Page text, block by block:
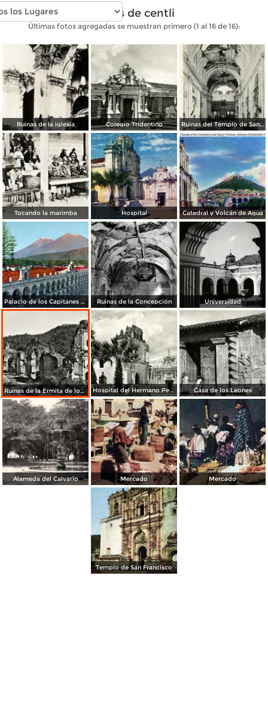
Fotos de centli
Últimas fotos agregadas se muestran primero (1 al 16 de 16):
Ruinas de la iglesia Colegio Tridentino Ruinas del Templo de San Francisco
Tocando la marimba Hospital Catedral y Volcán de Agua
Palacio de los Capitanes Generales Ruinas de la Concepción Universidad
Ruinas de la Ermita de los Dolores Hospital del Hermano Pedro Casa de los Leones
Alameda del Calvario Mercado Mercado
Templo de San Francisco